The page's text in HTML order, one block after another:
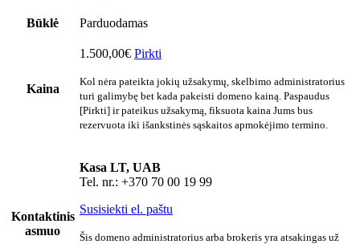
Būklė Parduodamas
Kaina
1.500,00€ Pirkti
Kol nėra pateikta jokių užsakymų, skelbimo administratorius
turi galimybę bet kada pakeisti domeno kainą. Paspaudus
[Pirkti] ir pateikus užsakymą, fiksuota kaina Jums bus
rezervuota iki išankstinės sąskaitos apmokėjimo termino.
Kontaktinis
asmuo
Kasa LT, UAB
Tel. nr.: +370 70 00 19 99
Susisiekti el. paštu
Šis domeno administratorius arba brokeris yra atsakingas už